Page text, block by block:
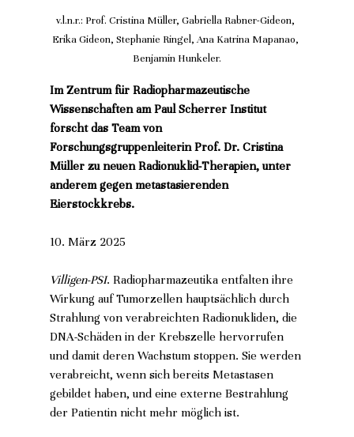
v.l.n.r.: Prof. Cristina Müller, Gabriella Rabner-Gideon,
Erika Gideon, Stephanie Ringel, Ana Katrina Mapanao,
Benjamin Hunkeler.
Im Zentrum für Radiopharmazeutische
Wissenschaften am Paul Scherrer Institut
forscht das Team von
Forschungsgruppenleiterin Prof. Dr. Cristina
Müller zu neuen Radionuklid-Therapien, unter
anderem gegen metastasierenden
Eierstockkrebs.
10. März 2025
Villigen-PSI. Radiopharmazeutika entfalten ihre
Wirkung auf Tumorzellen hauptsächlich durch
Strahlung von verabreichten Radionukliden, die
DNA-Schäden in der Krebszelle hervorrufen
und damit deren Wachstum stoppen. Sie werden
verabreicht, wenn sich bereits Metastasen
gebildet haben, und eine externe Bestrahlung
der Patientin nicht mehr möglich ist.